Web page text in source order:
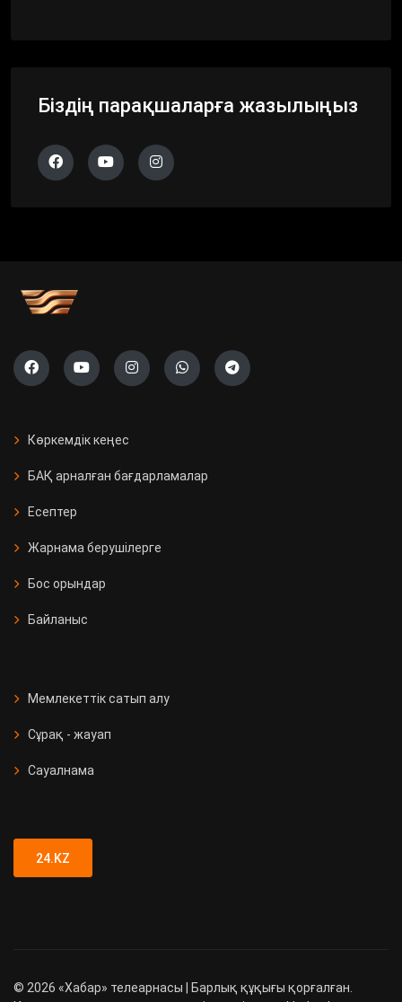
Біздің парақшаларға жазылыңыз
Көркемдік кеңес
БАҚ арналған бағдарламалар
Есептер
Жарнама берушілерге
Бос орындар
Байланыс
Мемлекеттік сатып алу
Сұрақ - жауап
Сауалнама
24.KZ
© 2026 «Хабар» телеарнасы | Барлық құқығы қорғалған.